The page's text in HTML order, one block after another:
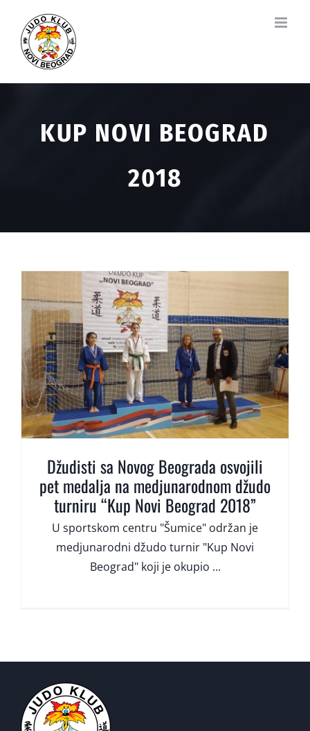
content
KUP NOVI BEOGRAD
2018
Džudisti sa Novog Beograda osvojili
pet medalja na medjunarodnom džudo
turniru “Kup Novi Beograd 2018”
U sportskom centru "Šumice" održan je
medjunarodni džudo turnir "Kup Novi
Beograd" koji je okupio ...